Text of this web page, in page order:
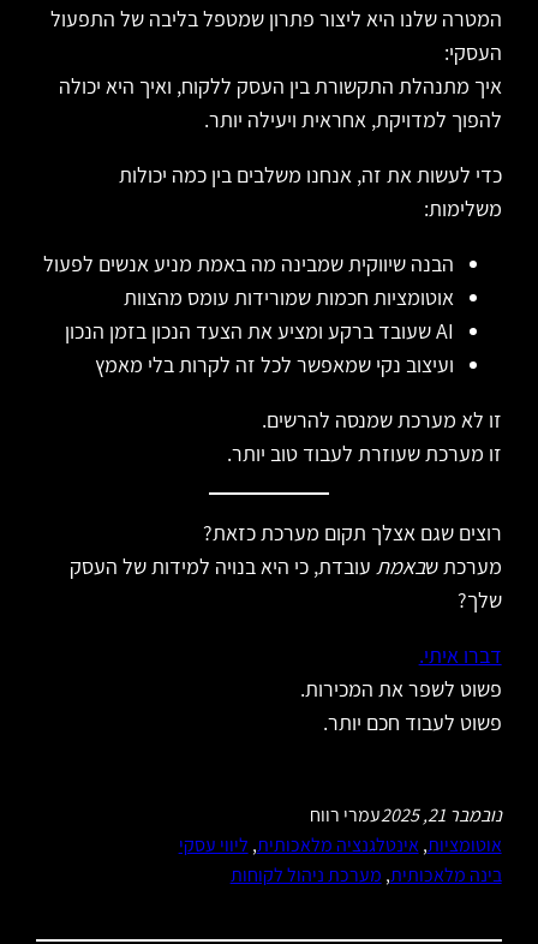
המטרה שלנו היא ליצור פתרון שמטפל בליבה של התפעול
העסקי:
איך מתנהלת התקשורת בין העסק ללקוח, ואיך היא יכולה
להפוך למדויקת, אחראית ויעילה יותר.
כדי לעשות את זה, אנחנו משלבים בין כמה יכולות
משלימות:
הבנה שיווקית שמבינה מה באמת מניע אנשים לפעול
אוטומציות חכמות שמורידות עומס מהצוות
AI שעובד ברקע ומציע את הצעד הנכון בזמן הנכון
ועיצוב נקי שמאפשר לכל זה לקרות בלי מאמץ
זו לא מערכת שמנסה להרשים.
זו מערכת שעוזרת לעבוד טוב יותר.
רוצים שגם אצלך תקום מערכת כזאת?
מערכת שבאמת עובדת, כי היא בנויה למידות של העסק
שלך?
דברו איתי.
פשוט לשפר את המכירות.
פשוט לעבוד חכם יותר.
נובמבר 21, 2025
עמרי רווח
אוטומציות, אינטלגנציה מלאכותית, ליווי עסקי
בינה מלאכותית, מערכת ניהול לקוחות